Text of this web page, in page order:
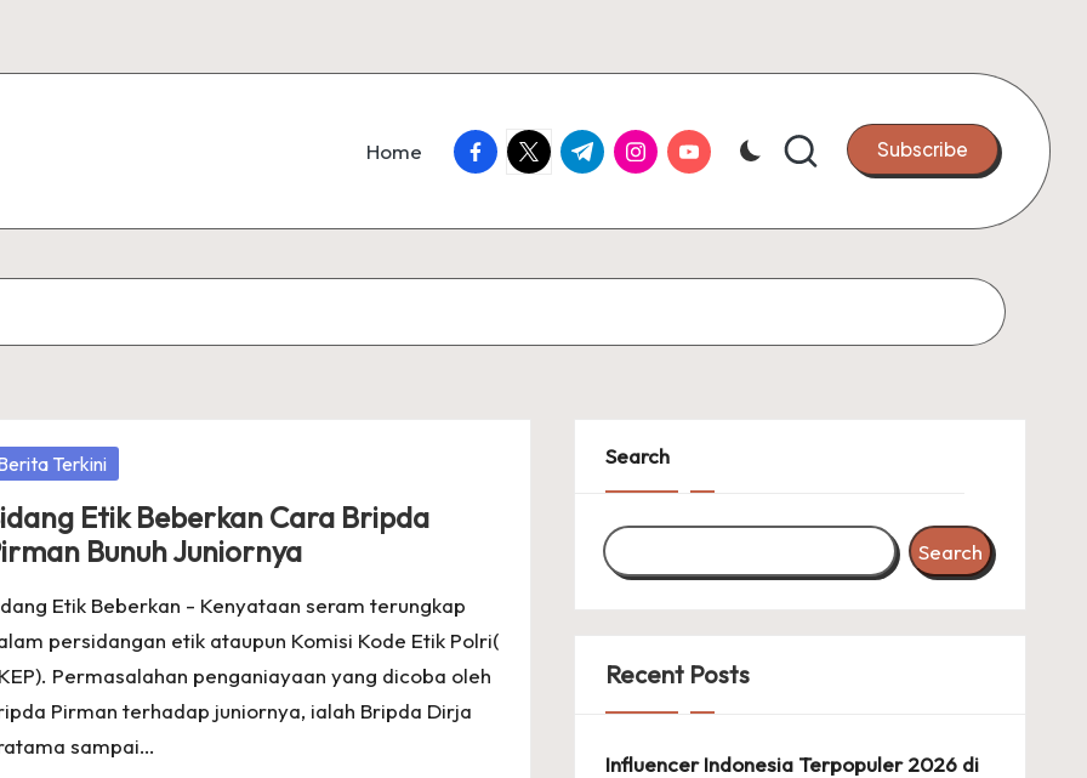
Home facebook.com
twitter.com
t.me instagram.com
youtube.com Subscribe
Terkini
Etik Beberkan Cara Bripda
Bunuh Juniornya
Etik Beberkan - Kenyataan seram terungkap
persidangan etik ataupun Komisi Kode Etik Polri(
Permasalahan penganiayaan yang dicoba oleh
Pirman terhadap juniornya, ialah Bripda Dirja
sampai…
Search
Search
Recent Posts
Influencer Indonesia Terpopuler 2026 di